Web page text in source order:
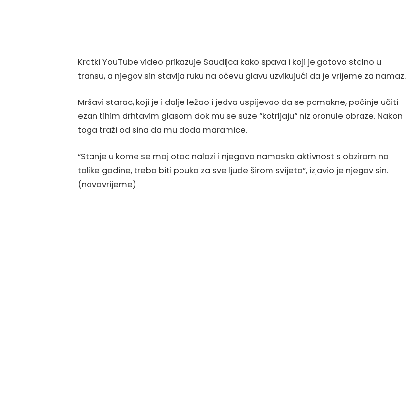
Kratki YouTube video prikazuje Saudijca kako spava i koji je gotovo stalno u
transu, a njegov sin stavlja ruku na očevu glavu uzvikujući da je vrijeme za namaz.
Mršavi starac, koji je i dalje ležao i jedva uspijevao da se pomakne, počinje učiti
ezan tihim drhtavim glasom dok mu se suze “kotrljaju“ niz oronule obraze. Nakon
toga traži od sina da mu doda maramice.
“Stanje u kome se moj otac nalazi i njegova namaska aktivnost s obzirom na
tolike godine, treba biti pouka za sve ljude širom svijeta”, izjavio je njegov sin.
(novovrijeme)